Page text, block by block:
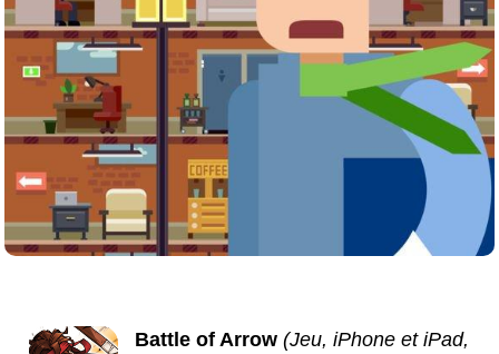
Battle of Arrow (Jeu, iPhone et iPad,